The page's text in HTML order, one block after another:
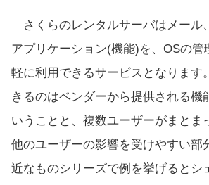
さくらのレンタルサーバはメール
アプリケーション(機能)を、OSの管
軽に利用できるサービスとなります
きるのはベンダーから提供される機
いうことと、複数ユーザーがまとま
他のユーザーの影響を受けやすい部
近なものシリーズで例を挙げるとシ